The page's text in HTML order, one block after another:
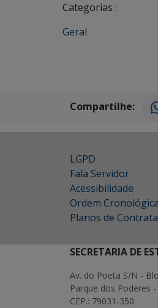
Categorias :
Geral
Compartilhe:
LGPD
Fala Servidor
Acessibilidade
Ordem
Planos de
SECRETARIA DE
Av. do Poeta S/N -
Parque dos Poderes
CEP.: 79031-350